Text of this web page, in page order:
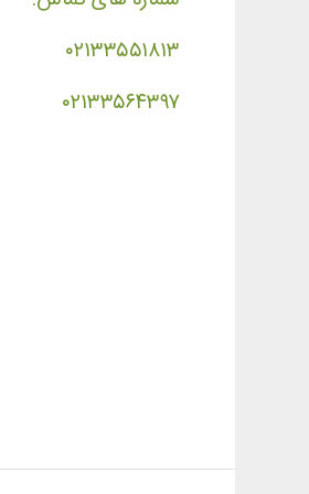
۰۲۱۳۳۵۵۱۸۱۳
۰۲۱۳۳۵۶۴۳۹۷